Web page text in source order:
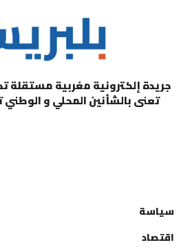
جريدة إلكترونية مغربية مستقلة
تعنى بالشأنين المحلي و الوطني
سياسة
اقتصاد